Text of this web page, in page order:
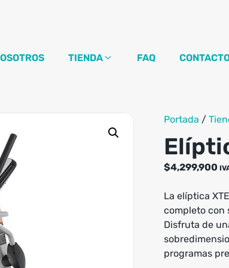
TIENDA FAQ
Portada /
$4,299,900
La elíptica
completo con
Disfruta de
programas